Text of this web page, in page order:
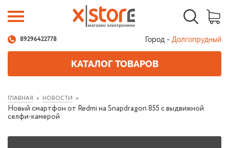
89296422778 Город - Долгопрудный
КАТАЛОГ ТОВАРОВ
ГЛАВНАЯ НОВОСТИ
Новый смартфон от Redmi на Snapdragon 855 с выдвижной
селфи-камерой